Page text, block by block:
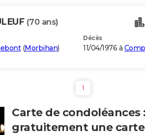
(70 ans)
(Morbihan)
Décès
11/04/1976 à
1
Carte de condoléances
gratuitement une carte